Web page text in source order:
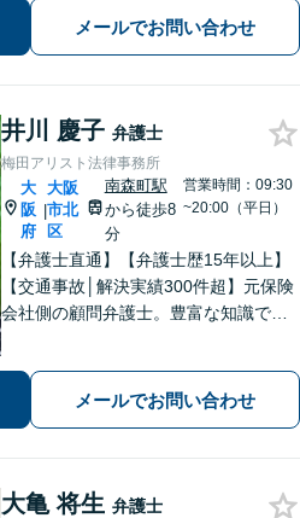
お任せください。法律のプロフェッシ
ョナルが、途を切り拓くお手伝いを致
メールでお問い合わせ
井川 慶子 弁護士
梅田アリスト法律事務所
大
阪
府
|
大阪
市北
区
南森町駅
から徒歩8
分
営業時間：09:30
~20:00（平日）
【弁護士直通】【弁護士歴15年以上】
【交通事故│解決実績300件超】元保険
会社側の顧問弁護士。豊富な知識で最
言書作成や資産管理など親身に支援し
ます【初回面談無料】【東梅田駅8分】
メールでお問い合わせ
大亀 将生 弁護士